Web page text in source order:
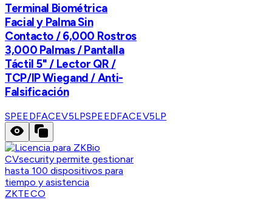
Terminal Biométrica
Facial y Palma Sin
Contacto / 6,000 Rostros
3,000 Palmas / Pantalla
Táctil 5" / Lector QR /
TCP/IP Wiegand / Anti-
Falsificación
SPEEDFACEV5LPSPEEDFACEV5LP
ZKTECO